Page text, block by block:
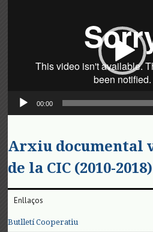
00:00
Arxiu documental
de la CIC (2010-2018)
Enllaços
Butlletí Cooperatiu